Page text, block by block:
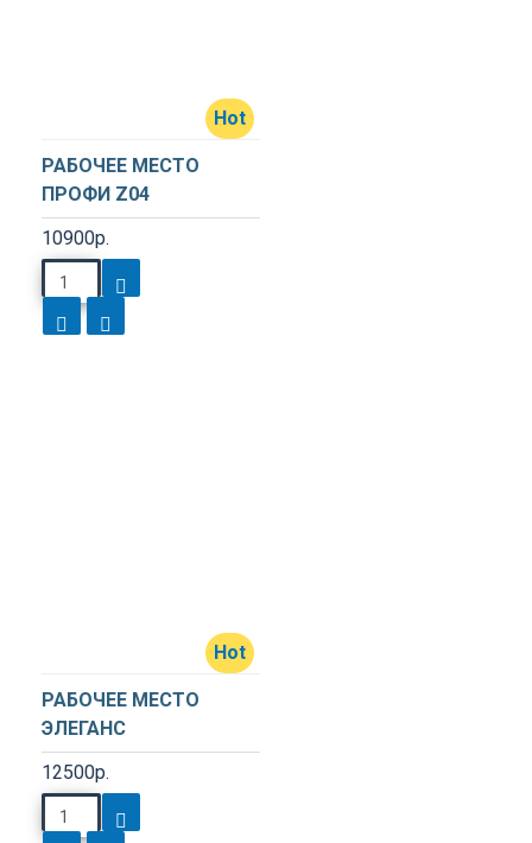
Hot
РАБОЧЕЕ МЕСТО
ПРОФИ Z04
10900р.
Hot
РАБОЧЕЕ МЕСТО
ЭЛЕГАНС
12500р.